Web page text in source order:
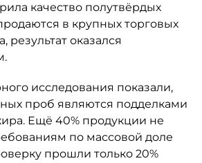
качество полутвёрдых
в крупных торговых
результат оказался
исследования показали,
проб являются подделками
Ещё 40% продукции не
по массовой доле
прошли только 20%